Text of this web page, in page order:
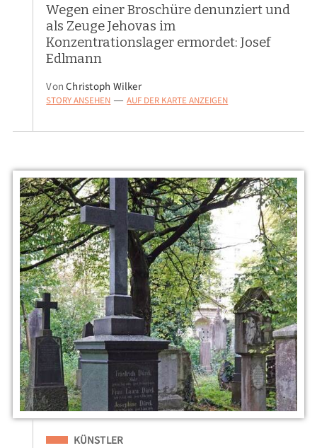
Wegen einer Broschüre denunziert und
als Zeuge Jehovas im
Konzentrationslager ermordet: Josef
Edlmann
VonChristoph Wilker
STORY ANSEHEN — AUF DER KARTE ANZEIGEN
Eingeordnet unter
KÜNSTLER